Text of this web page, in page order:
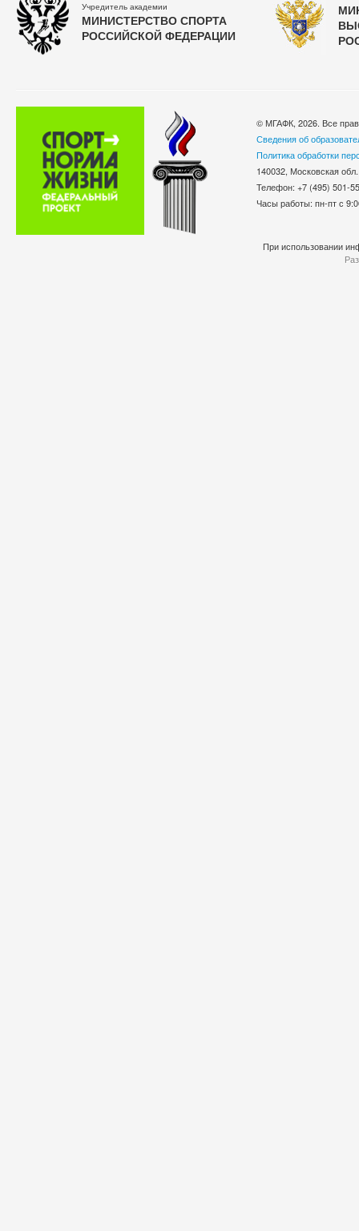
Учредитель академии
МИНИСТЕРСТВО СПОРТА
РОССИЙСКОЙ ФЕДЕРАЦИИ
© МГАФК, 2026. Все
Сведения об
Политика обработки
140032, Московская
Телефон: +7 (495)
Часы работы: пн-пт с
При использовании